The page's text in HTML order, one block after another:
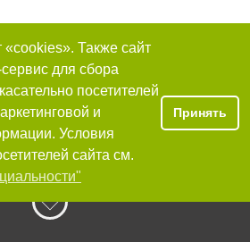
«cookies». Также сайт
сервис для сбора
посетителей
и
Условия
сайта см.
Принять